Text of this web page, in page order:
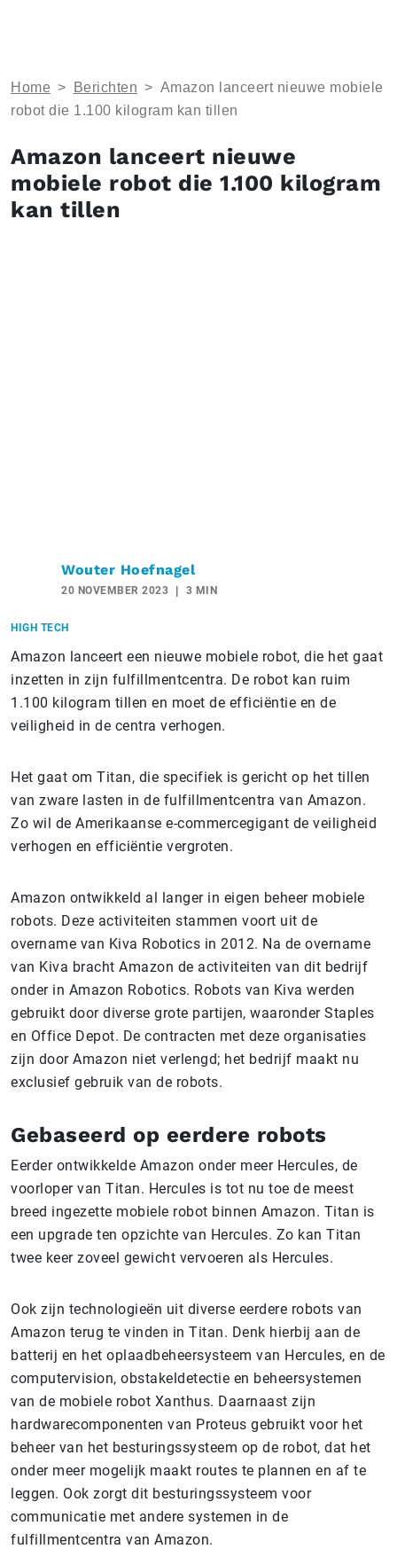
Home > Berichten > Amazon lanceert nieuwe mobiele
robot die 1.100 kilogram kan tillen
Amazon lanceert nieuwe
mobiele robot die 1.100 kilogram
kan tillen
Wouter Hoefnagel
20 NOVEMBER 2023 3 MIN
HIGH TECH
Amazon lanceert een nieuwe mobiele robot, die het gaat
inzetten in zijn fulfillmentcentra. De robot kan ruim
1.100 kilogram tillen en moet de efficiëntie en de
veiligheid in de centra verhogen.
Het gaat om Titan, die specifiek is gericht op het tillen
van zware lasten in de fulfillmentcentra van Amazon.
Zo wil de Amerikaanse e-commercegigant de veiligheid
verhogen en efficiëntie vergroten.
Amazon ontwikkeld al langer in eigen beheer mobiele
robots. Deze activiteiten stammen voort uit de
overname van Kiva Robotics in 2012. Na de overname
van Kiva bracht Amazon de activiteiten van dit bedrijf
onder in Amazon Robotics. Robots van Kiva werden
gebruikt door diverse grote partijen, waaronder Staples
en Office Depot. De contracten met deze organisaties
zijn door Amazon niet verlengd; het bedrijf maakt nu
exclusief gebruik van de robots.
Gebaseerd op eerdere robots
Eerder ontwikkelde Amazon onder meer Hercules, de
voorloper van Titan. Hercules is tot nu toe de meest
breed ingezette mobiele robot binnen Amazon. Titan is
een upgrade ten opzichte van Hercules. Zo kan Titan
twee keer zoveel gewicht vervoeren als Hercules.
Ook zijn technologieën uit diverse eerdere robots van
Amazon terug te vinden in Titan. Denk hierbij aan de
batterij en het oplaadbeheersysteem van Hercules, en de
computervision, obstakeldetectie en beheersystemen
van de mobiele robot Xanthus. Daarnaast zijn
hardwarecomponenten van Proteus gebruikt voor het
beheer van het besturingssysteem op de robot, dat het
onder meer mogelijk maakt routes te plannen en af te
leggen. Ook zorgt dit besturingssysteem voor
communicatie met andere systemen in de
fulfillmentcentra van Amazon.